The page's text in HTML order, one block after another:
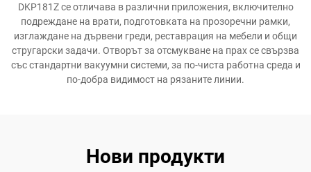
DKP181Z се отличава в различни приложения, включително
подреждане на врати, подготовката на прозоречни рамки,
изглаждане на дървени греди, реставрация на мебели и общи
стругарски задачи. Отворът за отсмукване на прах се свързва
със стандартни вакуумни системи, за по-чиста работна среда и
по-добра видимост на рязаните линии.
Нови продукти